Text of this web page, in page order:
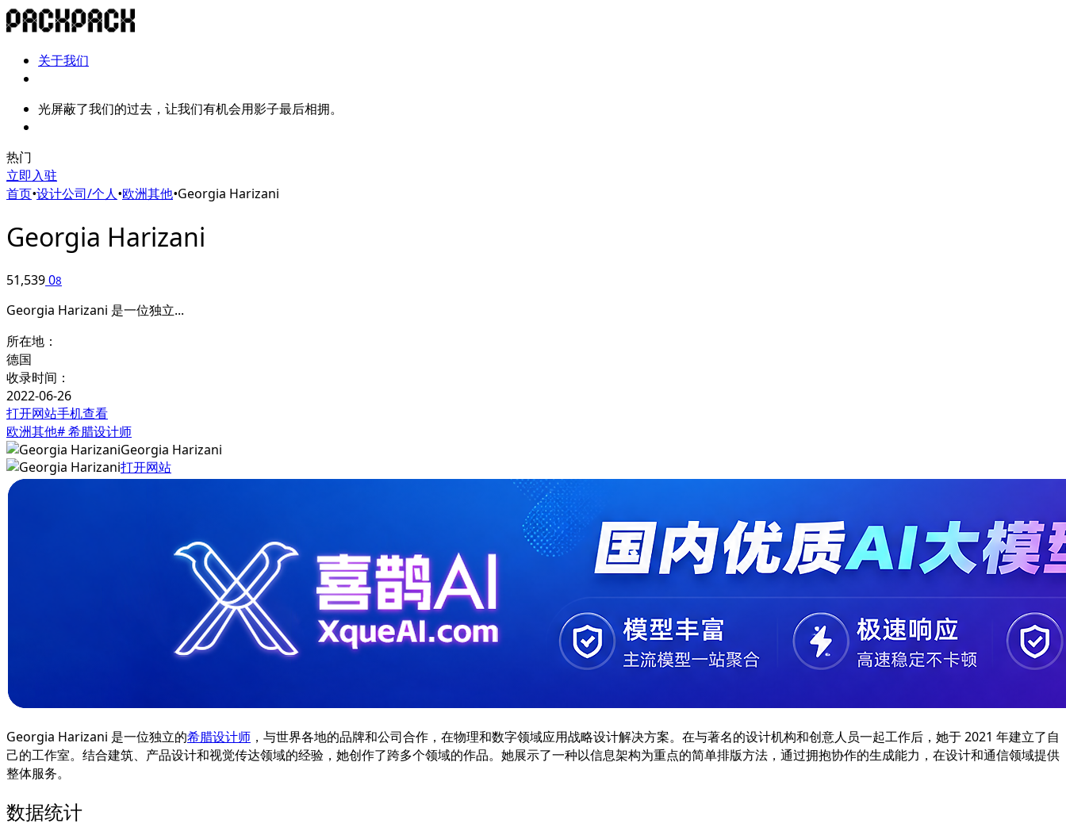
关于我们
光屏蔽了我们的过去，让我们有机会用影子最后相拥。
热门
立即入驻
首页•设计公司/个人•欧洲其他•Georgia Harizani
Georgia Harizani
51,53908
Georgia Harizani 是一位独立...
所在地：
德国
收录时间：
2022-06-26
打开网站手机查看
欧洲其他# 希腊设计师
Georgia Harizani
打开网站
Georgia Harizani 是一位独立的希腊设计师 ，与世界各地的品牌和公司合作，在物理和数字领域应用战略设计解决方案。 在与著名的设计机构和创意人员一起工作后，她于 2021 年建立了自
己的工作室。结合建筑、产品设计和视觉传达领域的经验，她创作了跨多个领域的作品。 她展示了一种以信息架构为重点的简单排版方法，通过拥抱协作的生成能力，在设计和通信领域提供
整体服务。
数据统计